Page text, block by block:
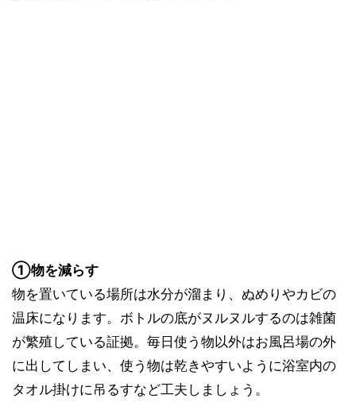
①物を減らす
物を置いている場所は水分が溜まり、ぬめりやカビの
温床になります。ボトルの底がヌルヌルするのは雑菌
が繁殖している証拠。毎日使う物以外はお風呂場の外
に出してしまい、使う物は乾きやすいように浴室内の
タオル掛けに吊るすなど工夫しましょう。